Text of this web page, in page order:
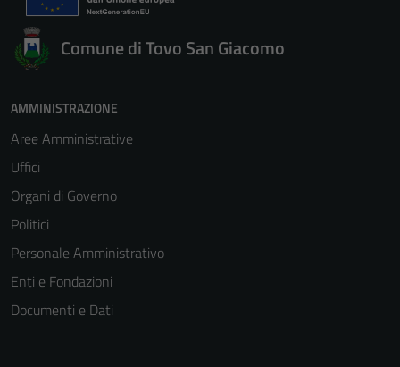
Comune di Tovo San Giacomo
AMMINISTRAZIONE
Aree Amministrative
Uffici
Organi di Governo
Politici
Personale Amministrativo
Enti e Fondazioni
Documenti e Dati